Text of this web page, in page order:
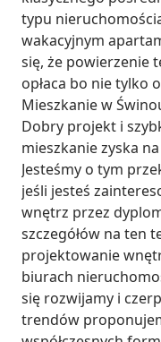
typu
wakacyjnym
się, że powierzenie
opłaca bo nie tylko
Mieszkanie w
Dobry projekt i
mieszkanie zyska
Jesteśmy o tym
jeśli jesteś
wnętrz przez
szczegółów na ten
projektowanie
biurach
się rozwijamy i
trendów